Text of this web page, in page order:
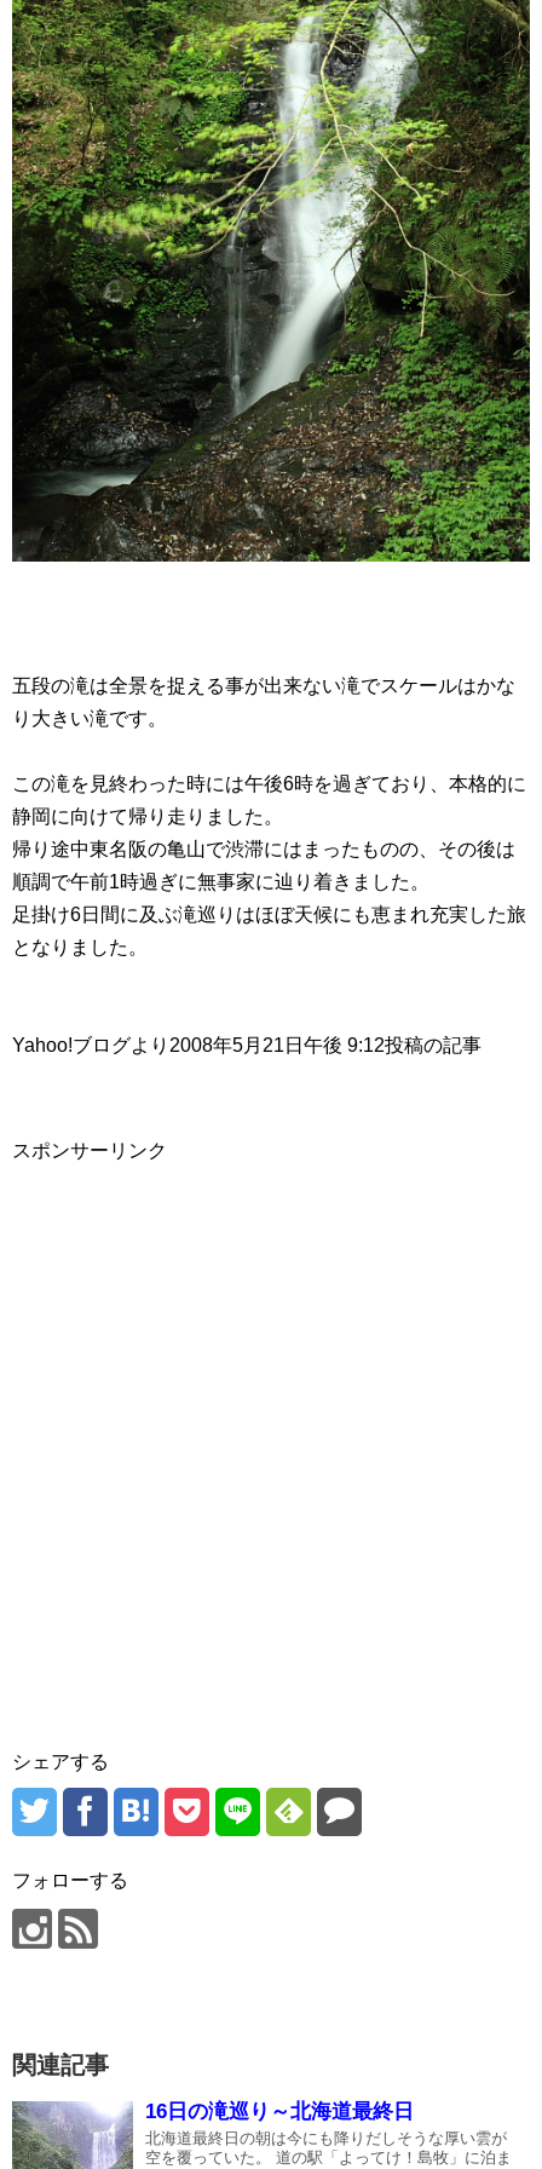
五段の滝は全景を捉える事が出来ない滝でスケールはかな
り大きい滝です。
この滝を見終わった時には午後6時を過ぎており、本格的に
静岡に向けて帰り走りました。
帰り途中東名阪の亀山で渋滞にはまったものの、その後は
順調で午前1時過ぎに無事家に辿り着きました。
足掛け6日間に及ぶ滝巡りはほぼ天候にも恵まれ充実した旅
となりました。
Yahoo!ブログより2008年5月21日午後 9:12投稿の記事
スポンサーリンク
シェアする
フォローする
関連記事
16日の滝巡り～北海道最終日
北海道最終日の朝は今にも降りだしそうな厚い雲が
空を覆っていた。 道の駅「よってけ！島牧」に泊ま